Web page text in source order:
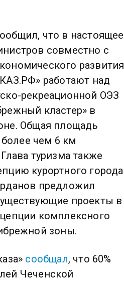
что в настоящее
совместно с
развития
работают над
рекреационной ОЭЗ
кластер» в
Общая площадь
более чем 6 км
туризма также
курортного города
предложил
проекты в
комплексного
зоны.
сообщал, что 60%
Чеченской